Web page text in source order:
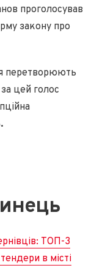
проголосував
закону про
перетворюють
цей голос
.
ТОП-3
в місті